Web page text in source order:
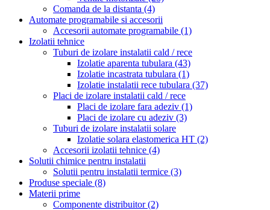
Comanda de la distanta (4)
Automate programabile si accesorii
Accesorii automate programabile (1)
Izolatii tehnice
Tuburi de izolare instalatii cald / rece
Izolatie aparenta tubulara (43)
Izolatie incastrata tubulara (1)
Izolatie instalatii rece tubulara (37)
Placi de izolare instalatii cald / rece
Placi de izolare fara adeziv (1)
Placi de izolare cu adeziv (3)
Tuburi de izolare instalatii solare
Izolatie solara elastomerica HT (2)
Accesorii izolatii tehnice (4)
Solutii chimice pentru instalatii
Solutii pentru instalatii termice (3)
Produse speciale (8)
Materii prime
Componente distribuitor(2)